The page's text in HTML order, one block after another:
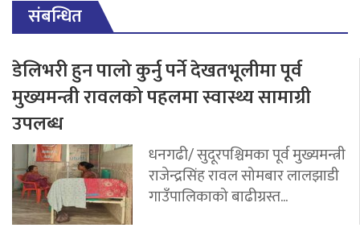
संबन्धित
डेलिभरी हुन पालो कुर्नु पर्ने देखतभूलीमा पूर्व
मुख्यमन्त्री रावलको पहलमा स्वास्थ्य सामाग्री
उपलब्ध
धनगढी/ सुदूरपश्चिमका पूर्व मुख्यमन्त्री
राजेन्द्रसिंह रावल सोमबार लालझाडी
गाउँपालिकाको बाढीग्रस्त...